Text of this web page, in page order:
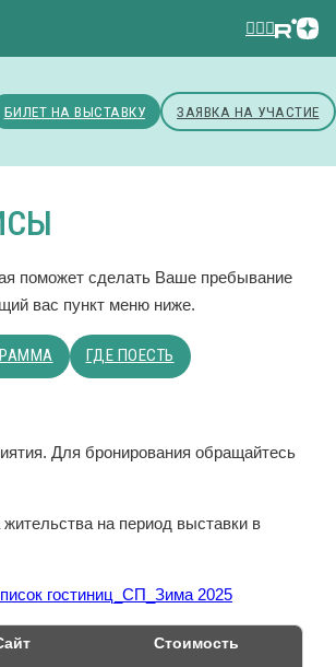
БИЛЕТ НА ВЫСТАВКУ ЗАЯВКА НА УЧАСТИЕ
поможет сделать Ваше пребывание
вас пункт меню ниже.
ГДЕ ПОЕСТЬ
Для бронирования обращайтесь
на период выставки в
гостиниц_СП_Зима 2025
Стоимость